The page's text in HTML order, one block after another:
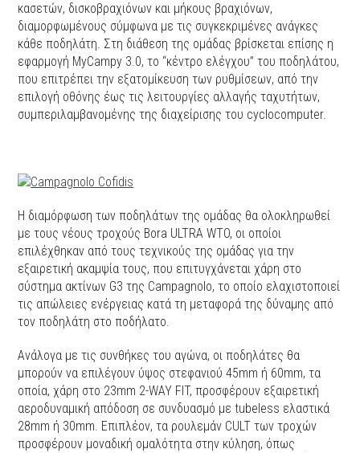
κασετών, δισκοβραχιόνων και μήκους βραχιόνων,
διαμορφωμένους σύμφωνα με τις συγκεκριμένες ανάγκες
κάθε ποδηλάτη. Στη διάθεση της ομάδας βρίσκεται επίσης η
εφαρμογή MyCampy 3.0, το “κέντρο ελέγχου” του ποδηλάτου,
που επιτρέπει την εξατομίκευση των ρυθμίσεων, από την
επιλογή οθόνης έως τις λειτουργίες αλλαγής ταχυτήτων,
συμπεριλαμβανομένης της διαχείρισης του cyclocomputer.
H διαμόρφωση των ποδηλάτων της ομάδας θα ολοκληρωθεί
με τους νέους τροχούς Bora ULTRA WTO, οι οποίοι
επιλέχθηκαν από τους τεχνικούς της ομάδας για την
εξαιρετική ακαμψία τους, που επιτυγχάνεται χάρη στο
σύστημα ακτίνων G3 της Campagnolo, το οποίο ελαχιστοποιεί
τις απώλειες ενέργειας κατά τη μεταφορά της δύναμης από
τον ποδηλάτη στο ποδήλατο.
Ανάλογα με τις συνθήκες του αγώνα, οι ποδηλάτες θα
μπορούν να επιλέγουν ύψος στεφανιού 45mm ή 60mm, τα
οποία, χάρη στο 23mm 2-WAY FIT, προσφέρουν εξαιρετική
αεροδυναμική απόδοση σε συνδυασμό με tubeless ελαστικά
28mm ή 30mm. Επιπλέον, τα ρουλεμάν CULT των τροχών
προσφέρουν μοναδική ομαλότητα στην κύληση, όπως